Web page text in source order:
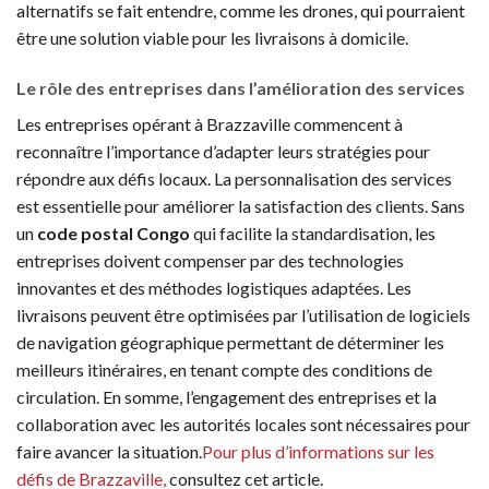
alternatifs se fait entendre, comme les drones, qui pourraient
être une solution viable pour les livraisons à domicile.
Le rôle des entreprises dans l’amélioration des services
Les entreprises opérant à Brazzaville commencent à
reconnaître l’importance d’adapter leurs stratégies pour
répondre aux défis locaux. La personnalisation des services
est essentielle pour améliorer la satisfaction des clients. Sans
un code postal Congo qui facilite la standardisation, les
entreprises doivent compenser par des technologies
innovantes et des méthodes logistiques adaptées. Les
livraisons peuvent être optimisées par l’utilisation de logiciels
de navigation géographique permettant de déterminer les
meilleurs itinéraires, en tenant compte des conditions de
circulation. En somme, l’engagement des entreprises et la
collaboration avec les autorités locales sont nécessaires pour
faire avancer la situation. Pour plus d’informations sur les
défis de Brazzaville, consultez cet article.